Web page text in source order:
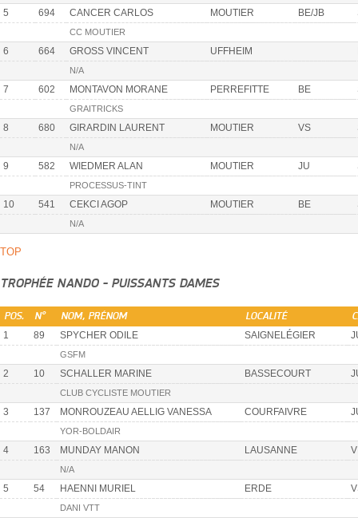
5 694 CANCER CARLOS MOUTIER BE/JB
CC MOUTIER
6 664 GROSS VINCENT UFFHEIM
N/A
7 602 MONTAVON MORANE PERREFITTE BE
GRAITRICKS
8 680 GIRARDIN LAURENT MOUTIER VS
N/A
9 582 WIEDMER ALAN MOUTIER JU
PROCESSUS-TINT
10 541 CEKCI AGOP MOUTIER BE
N/A
TOP
TROPHÉE NANDO - PUISSANTS DAMES
POS. N° NOM, PRÉNOM LOCALITÉ
1 89 SPYCHER ODILE SAIGNELÉGIER
GSFM
2 10 SCHALLER MARINE BASSECOURT
CLUB CYCLISTE MOUTIER
3 137 MONROUZEAU AELLIG VANESSA COURFAIVRE
YOR-BOLDAIR
4 163 MUNDAY MANON LAUSANNE
N/A
5 54 HAENNI MURIEL ERDE
DANI VTT